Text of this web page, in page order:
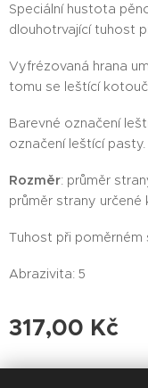
Speciální hustota
dlouhotrvající tuhost
Vyfrézovaná hrana
tomu se leštící
Barevné označení
označení leštící
Rozměr: průměr
průměr strany určené
Tuhost při poměrném
Abrazivita: 5
317,00 Kč